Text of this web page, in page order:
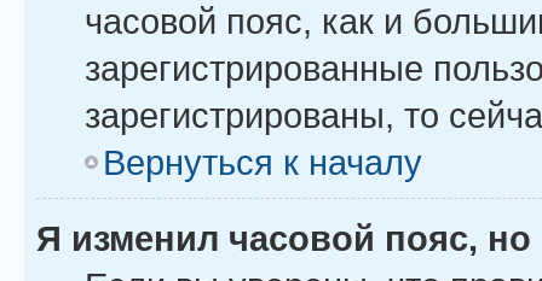
часовой пояс, как и
зарегистрированные
зарегистрированы, то
Вернуться к началу
Я изменил часовой пояс,